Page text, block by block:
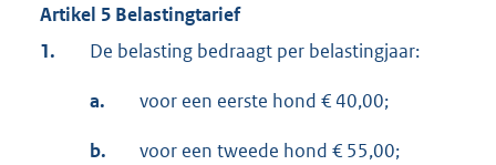
Artikel 5 Belastingtarief
1.
De belasting bedraagt per belastingjaar:
a. voor een eerste hond € 40,00;
b. voor een tweede hond € 55,00;